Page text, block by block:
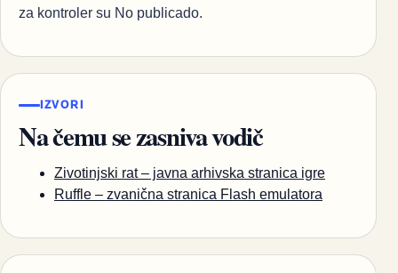
za kontroler su No publicado.
IZVORI
Na čemu se zasniva vodič
Zivotinjski rat – javna arhivska stranica igre
Ruffle – zvanična stranica Flash emulatora